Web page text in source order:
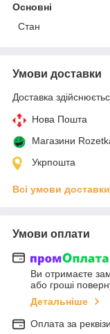
Основні
Стан
Умови доставки
Доставка
Нова Пошта
Магазини
Укрпошта
Всі умови доставки
Умови оплати
Ви отримаєте
або гроші
Детальніше
Оплата за